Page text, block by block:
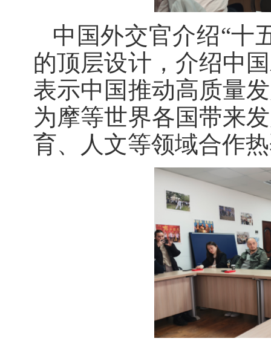
中国外交官介绍“十
的顶层设计，介绍中
表示中国推动高质量
为摩等世界各国带来
育、人文等领域合作